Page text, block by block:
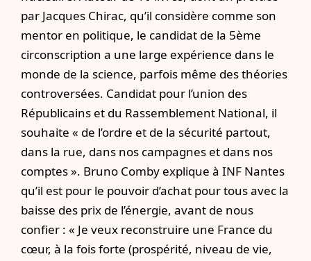
par Jacques Chirac, qu’il considère comme son
mentor en politique, le candidat de la 5ème
circonscription a une large expérience dans le
monde de la science, parfois même des théories
controversées. Candidat pour l’union des
Républicains et du Rassemblement National, il
souhaite « de l’ordre et de la sécurité partout,
dans la rue, dans nos campagnes et dans nos
comptes ». Bruno Comby explique à INF Nantes
qu’il est pour le pouvoir d’achat pour tous avec la
baisse des prix de l’énergie, avant de nous
confier : « Je veux reconstruire une France du
cœur, à la fois forte (prospérité, niveau de vie,